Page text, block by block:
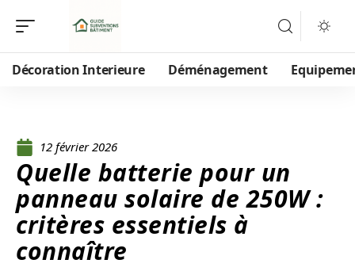
Décoration Interieure Déménagement
12 février 2026
Quelle batterie pour un
panneau solaire de 250W :
critères essentiels à
connaître